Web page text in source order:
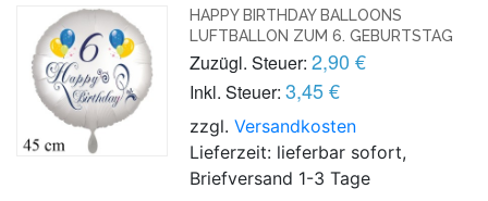
HAPPY BIRTHDAY BALLOONS
LUFTBALLON ZUM 6. GEBURTSTAG
Zuzügl. Steuer: 2,90 €
Inkl. Steuer: 3,45 €
zzgl.Versandkosten
Lieferzeit: lieferbar sofort,
Briefversand 1-3 Tage